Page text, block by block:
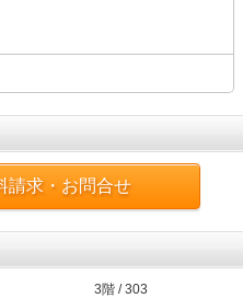
請求・お問合せ
3階 / 303